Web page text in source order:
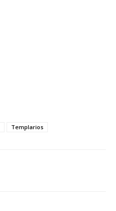
Templarios